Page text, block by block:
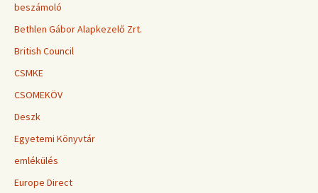
beszámoló
Bethlen Gábor Alapkezelő Zrt.
British Council
CSMKE
CSOMEKÖV
Deszk
Egyetemi Könyvtár
emlékülés
Europe Direct